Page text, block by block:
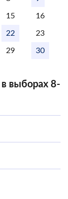
15 16
22 23
29 30
в выборах 8-